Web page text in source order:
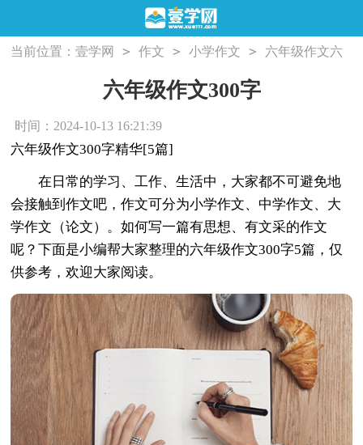
当前位置：壹学网 > 作文 > 小学作文 > 六年级作文六
年级作文300字
六年级作文300字
时间：2024-10-13 16:21:39
六年级作文300字精华[5篇]
在日常的学习、工作、生活中，大家都不可避免地
会接触到作文吧，作文可分为小学作文、中学作文、大
学作文（论文）。如何写一篇有思想、有文采的作文
呢？下面是小编帮大家整理的六年级作文300字5篇，仅
供参考，欢迎大家阅读。